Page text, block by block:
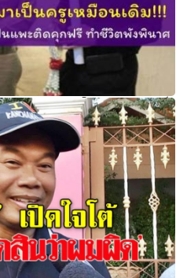
อนเดิม!!! เปิดใจ "ครูจอมทรัพย์"